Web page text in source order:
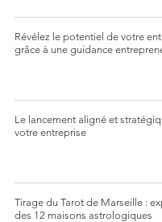
Révélez le potentiel de votre
grâce à une guidance
Le lancement aligné et
votre entreprise
Tirage du Tarot de Marseille :
des 12 maisons astrologiques